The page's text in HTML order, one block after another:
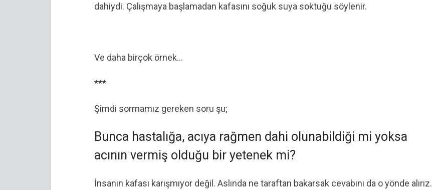
dahiydi. Çalışmaya başlamadan kafasını soğuk suya soktuğu söylenir.
Ve daha birçok örnek…
***
Şimdi sormamız gereken soru şu;
Bunca hastalığa, acıya rağmen dahi olunabildiği mi yoksa
acının vermiş olduğu bir yetenek mi?
İnsanın kafası karışmıyor değil. Aslında ne taraftan bakarsak cevabını da o yönde alırız.